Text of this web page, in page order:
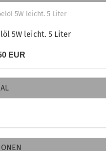
5W leicht. 5 Liter
EUR